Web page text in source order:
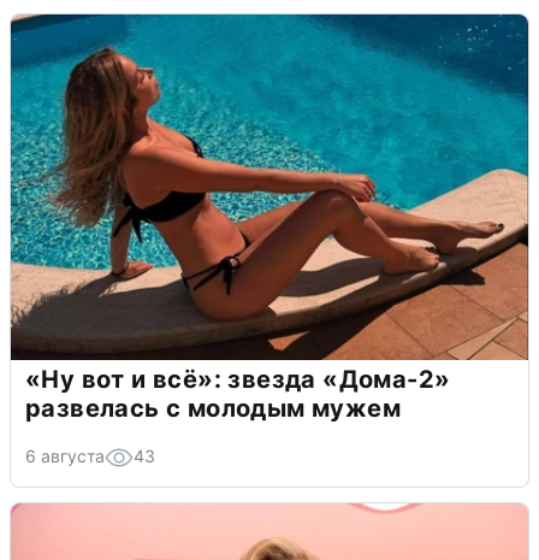
«Ну вот и всё»: звезда «Дома-2»
развелась с молодым мужем
6 августа 43